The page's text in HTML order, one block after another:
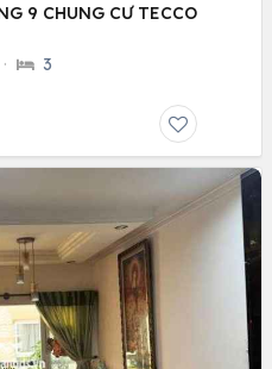
9 CHUNG CƯ TECCO
· 3